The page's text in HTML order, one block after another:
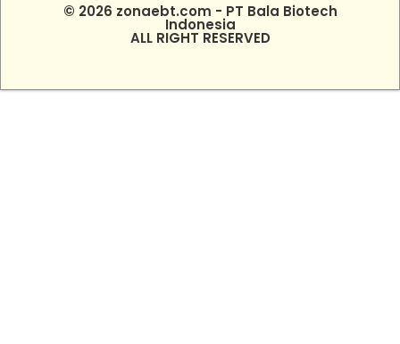
© 2026 zonaebt.com - PT Bala Biotech
Indonesia
ALL RIGHT RESERVED